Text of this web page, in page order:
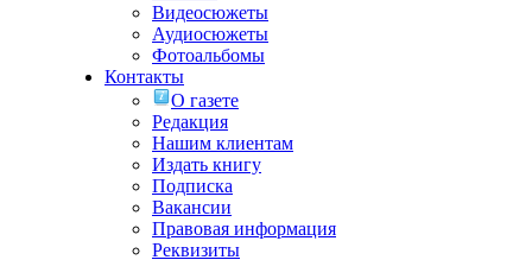
Видеосюжеты
Аудиосюжеты
Фотоальбомы
Контакты
О газете
Редакция
Нашим клиентам
Издать книгу
Подписка
Вакансии
Правовая информация
Реквизиты